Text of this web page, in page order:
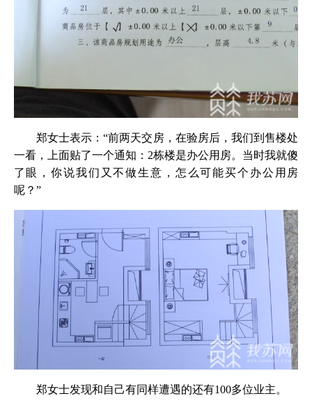
郑女士表示：“前两天交房，在验房后，我们到售楼处
一看，上面贴了一个通知：2栋楼是办公用房。当时我就傻
了眼，你说我们又不做生意，怎么可能买个办公用房
呢？”
郑女士发现和自己有同样遭遇的还有100多位业主。